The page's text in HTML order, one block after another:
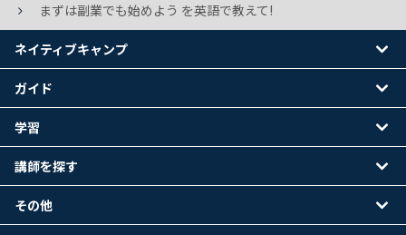
まずは副業でも始めよう を英語で教えて!
ネイティブキャンプ
ガイド
学習
講師を探す
その他